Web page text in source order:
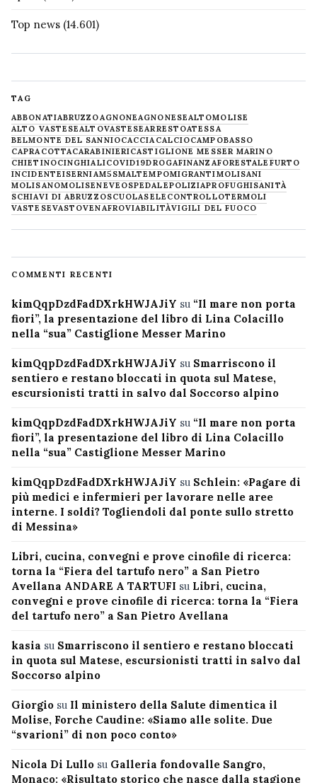
Top news (14.601)
TAG
ABBONATIABRUZZOAGNONEAGNONESEALTOMOLISE
ALTO VASTESEALTOVASTESEARRESTOATESSA
BELMONTE DEL SANNIOCACCIACALCIOCAMPOBASSO
CAPRACOTTACARABINIERICASTIGLIONE MESSER MARINO
CHIETINOCINGHIALICOVID19DROGAFINANZAFORESTALE FURTO
INCIDENTEISERNIAM5SMALTEMPOMIGRANTIMOLISANI
MOLISANOMOLISENEVE OSPEDALEPOLIZIAPROFUGHISANITÀ
SCHIAVI DI ABRUZZOSCUOLASELECONTROLLOTERMOLI
VASTESEVASTOVENAFROVIABILITÀVIGILI DEL FUOCO
COMMENTI RECENTI
kimQqpDzdFadDXrkHWJAJiY su “Il mare non porta
fiori”, la presentazione del libro di Lina Colacillo
nella “sua” Castiglione Messer Marino
kimQqpDzdFadDXrkHWJAJiY su Smarriscono il
sentiero e restano bloccati in quota sul Matese,
escursionisti tratti in salvo dal Soccorso alpino
kimQqpDzdFadDXrkHWJAJiY su “Il mare non porta
fiori”, la presentazione del libro di Lina Colacillo
nella “sua” Castiglione Messer Marino
kimQqpDzdFadDXrkHWJAJiY su Schlein: «Pagare di
più medici e infermieri per lavorare nelle aree
interne. I soldi? Togliendoli dal ponte sullo stretto
di Messina»
Libri, cucina, convegni e prove cinofile di ricerca:
torna la “Fiera del tartufo nero” a San Pietro
Avellana ANDARE A TARTUFI su Libri, cucina,
convegni e prove cinofile di ricerca: torna la “Fiera
del tartufo nero” a San Pietro Avellana
kasia su Smarriscono il sentiero e restano bloccati
in quota sul Matese, escursionisti tratti in salvo dal
Soccorso alpino
Giorgio su Il ministero della Salute dimentica il
Molise, Forche Caudine: «Siamo alle solite. Due
“svarioni” di non poco conto»
Nicola Di Lullo su Galleria fondovalle Sangro,
Monaco: «Risultato storico che nasce dalla stagione